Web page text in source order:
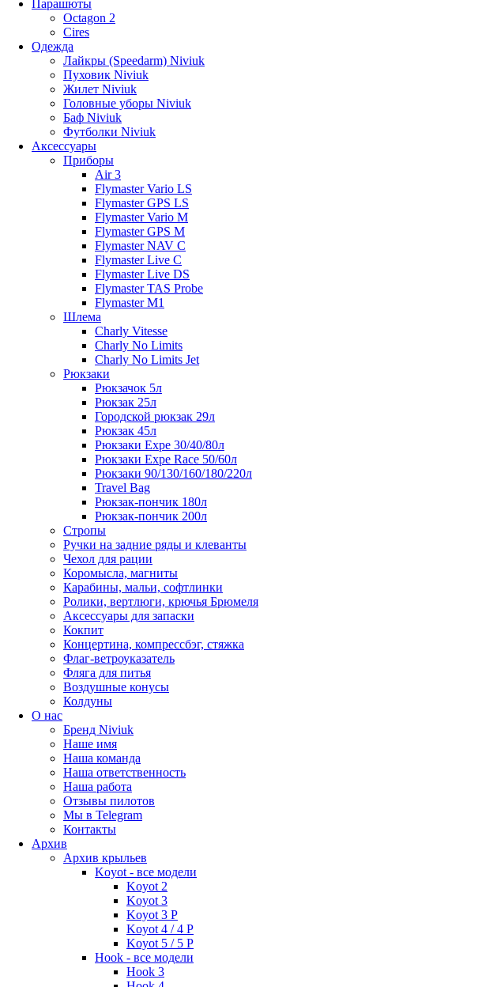
Парашюты
Octagon 2
Cires
Одежда
Лайкры (Speedarm) Niviuk
Пуховик Niviuk
Жилет Niviuk
Головные уборы Niviuk
Баф Niviuk
Футболки Niviuk
Аксессуары
Приборы
Air 3
Flymaster Vario LS
Flymaster GPS LS
Flymaster Vario M
Flymaster GPS M
Flymaster NAV C
Flymaster Live C
Flymaster Live DS
Flymaster TAS Probe
Flymaster M1
Шлема
Charly Vitesse
Charly No Limits
Charly No Limits Jet
Рюкзаки
Рюкзачок 5л
Рюкзак 25л
Городской рюкзак 29л
Рюкзак 45л
Рюкзаки Expe 30/40/80л
Рюкзаки Expe Race 50/60л
Рюкзаки 90/130/160/180/220л
Travel Bag
Рюкзак-пончик 180л
Рюкзак-пончик 200л
Стропы
Ручки на задние ряды и клеванты
Чехол для рации
Коромысла, магниты
Карабины, мальи, софтлинки
Ролики, вертлюги, крючья Брюмеля
Аксессуары для запаски
Кокпит
Концертина, компрессбэг, стяжка
Флаг-ветроуказатель
Фляга для питья
Воздушные конусы
Колдуны
О нас
Бренд Niviuk
Наше имя
Наша команда
Наша ответственность
Наша работа
Отзывы пилотов
Мы в Telegram
Контакты
Архив
Архив крыльев
Koyot - все модели
Koyot 2
Koyot 3
Koyot 3 P
Koyot 4 / 4 P
Koyot 5 / 5 P
Hook - все модели
Hook 3